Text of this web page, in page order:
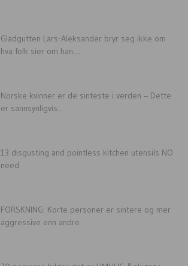
Gladgutten Lars-Aleksander bryr seg ikke om
hva folk sier om han....
Norske kvinner er de sinteste i verden – Dette
er sannsynligvis...
13 disgusting and pointless kitchen utensils NO
need
FORSKNING: Korte personer er sintere og mer
aggressive enn andre